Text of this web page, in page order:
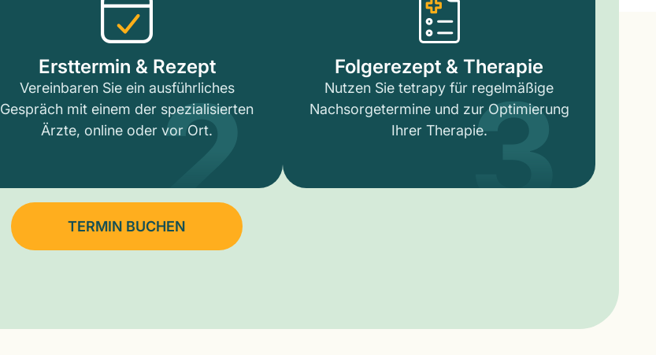
Ersttermin & Rezept
Vereinbaren Sie ein ausführliches
Gespräch mit einem der spezialisierten
Ärzte, online oder vor Ort.
2 Folgerezept & Therapie
Nutzen Sie tetrapy für regelmäßige
Nachsorgetermine und zur Optimierung
Ihrer Therapie.3
TERMIN BUCHEN